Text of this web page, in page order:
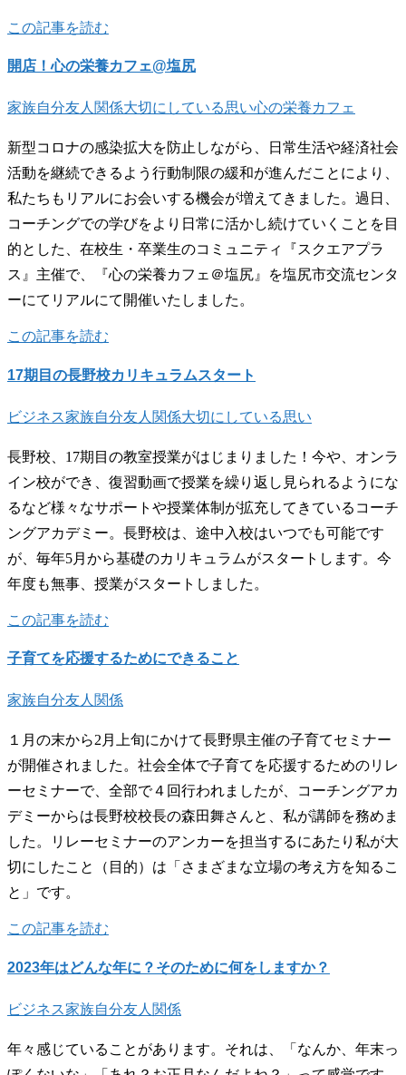
この記事を読む
開店！心の栄養カフェ@塩尻
家族自分友人関係大切にしている思い心の栄養カフェ
新型コロナの感染拡大を防止しながら、日常生活や経済社会
活動を継続できるよう行動制限の緩和が進んだことにより、
私たちもリアルにお会いする機会が増えてきました。過日、
コーチングでの学びをより日常に活かし続けていくことを目
的とした、在校生・卒業生のコミュニティ『スクエアプラ
ス』主催で、『心の栄養カフェ＠塩尻』を塩尻市交流センタ
ーにてリアルにて開催いたしました。
この記事を読む
17期目の長野校カリキュラムスタート
ビジネス家族自分友人関係大切にしている思い
長野校、17期目の教室授業がはじまりました！今や、オンラ
イン校ができ、復習動画で授業を繰り返し見られるようにな
るなど様々なサポートや授業体制が拡充してきているコーチ
ングアカデミー。長野校は、途中入校はいつでも可能です
が、毎年5月から基礎のカリキュラムがスタートします。今
年度も無事、授業がスタートしました。
この記事を読む
子育てを応援するためにできること
家族自分友人関係
１月の末から2月上旬にかけて長野県主催の子育てセミナー
が開催されました。社会全体で子育てを応援するためのリレ
ーセミナーで、全部で４回行われましたが、コーチングアカ
デミーからは長野校校長の森田舞さんと、私が講師を務めま
した。リレーセミナーのアンカーを担当するにあたり私が大
切にしたこと（目的）は「さまざまな立場の考え方を知るこ
と」です。
この記事を読む
2023年はどんな年に？そのために何をしますか？
ビジネス家族自分友人関係
年々感じていることがあります。それは、「なんか、年末っ